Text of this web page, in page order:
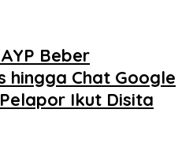
Beber
hingga Chat Google
Ikut Disita